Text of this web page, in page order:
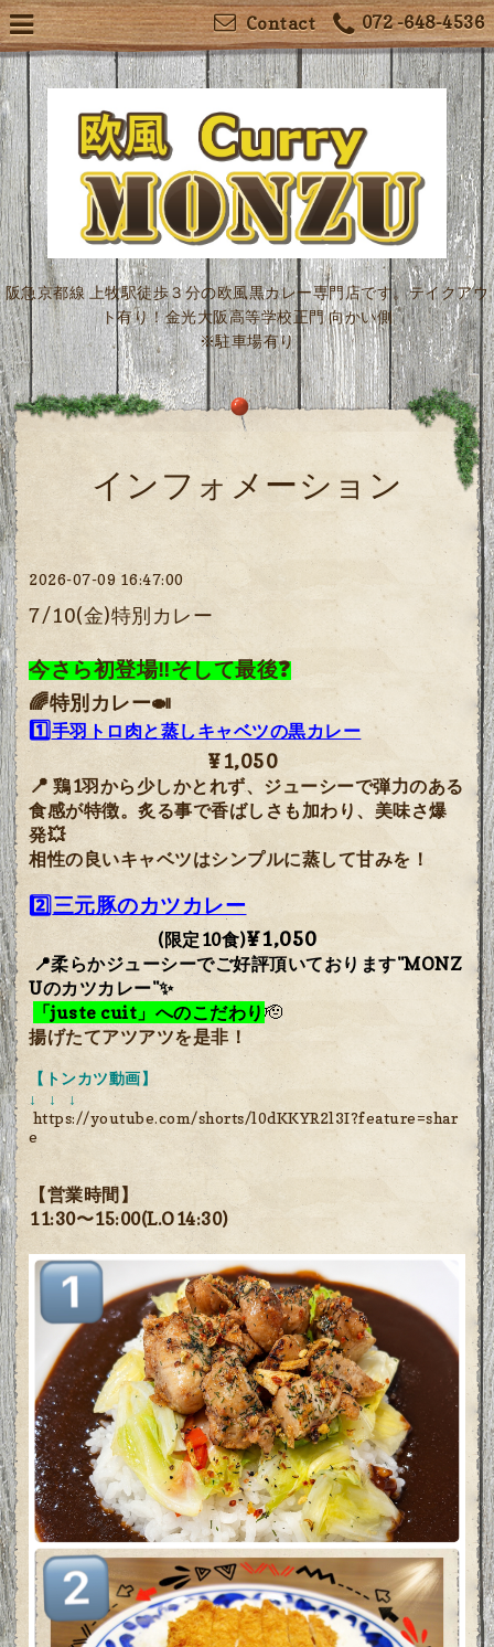
072 -648-4536
Contact
阪急京都線 上牧駅徒歩３分の欧風黒カレー専門店です。テイクアウ
ト有り！金光大阪高等学校正門 向かい側
※駐車場有り
インフォメーション
2026-07-09 16:47:00
7/10(金)特別カレー
今さら初登場‼️そして最後❓
🌈特別カレー🍛
1️⃣手羽トロ肉と蒸しキャベツの黒カレー
¥1,050
📍 鶏1羽から少しかとれず、ジューシーで弾力のある
食感が特徴。炙る事で香ばしさも加わり、美味さ爆
発💥
相性の良いキャベツはシンプルに蒸して甘みを！
2️⃣ 三元豚のカツカレー
(限定10食)¥1,050
📍柔らかジューシーでご好評頂いております"MONZ
Uのカツカレー"✨
「juste cuit」へのこだわり 🫡
揚げたてアツアツを是非！
【トンカツ動画】
↓ ↓ ↓
https://youtube.com/shorts/l0dKKYR2l3I?feature=shar
e
【営業時間】
11:30〜15:00(L.O14:30)